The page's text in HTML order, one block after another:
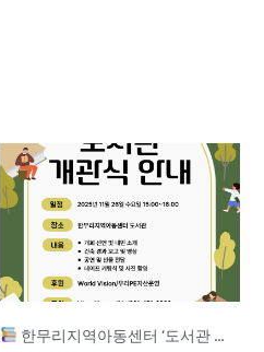
한무리지역아동센터 ‘도서관 개관식’ 안내
PagePagePage